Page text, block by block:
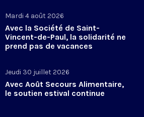
Mardi 4 août 2026
Avec la Société de Saint-
Vincent-de-Paul, la solidarité ne
prend pas de vacances
Jeudi 30 juillet 2026
Avec Août Secours Alimentaire,
le soutien estival continue